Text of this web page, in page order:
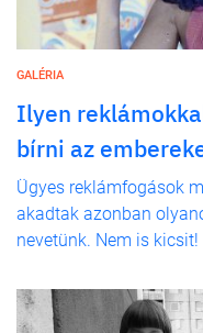
GALÉRIA
Ilyen
bírni az
Ügyes reklámfogások
akadtak azonban
nevetünk. Nem is kicsit!